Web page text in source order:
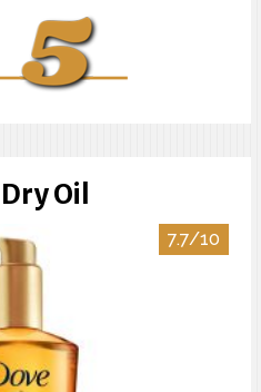
Oil
7.7/10